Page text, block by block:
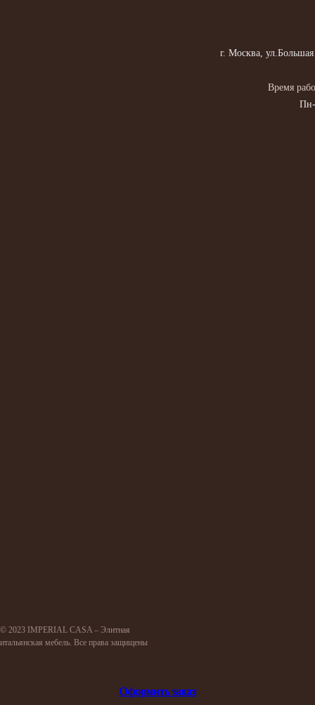
Оформить заказ
Оформить заказ
Оформить заказ
Оформить заказ
Оформить заказ
Оформить заказ
Оформить заказ
Оформить заказ
Оформить заказ
Оформить заказ
Оформить заказ
Оформить заказ
г. Москва, ул.Большая
Время
Пн-
© 2023 IMPERIAL CASA – Элитная
итальянская мебель. Все права защищены